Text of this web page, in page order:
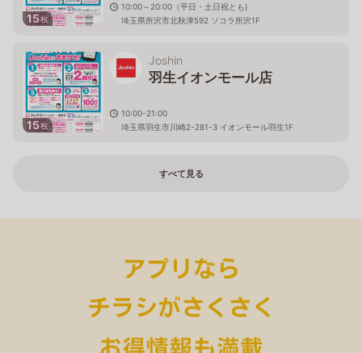
15枚
10:00～20:00（平日・土日祝とも)
埼玉県所沢市北秋津592 ソコラ所沢1F
15枚
Joshin
羽生イオンモール店
10:00-21:00
埼玉県羽生市川崎2-281-3 イオンモール羽生1F
すべて見る